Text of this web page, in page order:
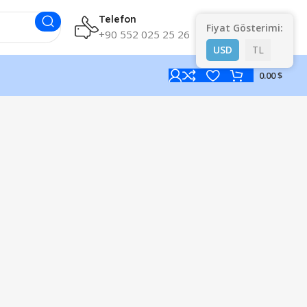
Telefon
+90 552 025 25 26 Kur Bilgileri
0.00 $
Fiyat Gösterimi:
USD
TL